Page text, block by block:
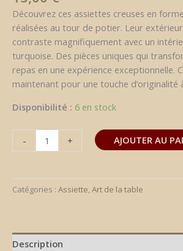
Découvrez ces assiettes creuses en
réalisées au tour de potier. Leur
contraste magnifiquement avec un
turquoise. Des pièces uniques qui
repas en une expérience exceptionnelle.
maintenant pour une touche d’originalité
Disponibilité : 6 en stock
- + AJOUTER AU
Catégories : Assiette,Art de la table
Description